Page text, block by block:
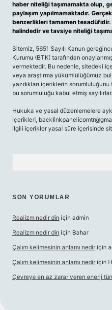
haber niteliği taşımamakta olup,
paylaşım yapılmamaktadır.
benzerlikleri tamamen
halindedir ve tavsiye niteliği
Sitemiz, 5651 Sayılı Kanun
Kurumu (BTK) tarafından
vermektedir. Bu nedenle, sitedeki
veya araştırma yükümlülüğümüz
yazdıkları içeriklerin
bu sorumluluğu kabul etmiş sayılırlar.
Hukuka ve yasal düzenlemelere
içerikleri,
ilgili içerikler yasal süre içerisinde
SON YORUMLAR
Realizm nedir din için admin
Realizm nedir din için Bahar
Çalım kelimesinin anlamı nedir için
Çalım kelimesinin anlamı nedir için
Çevreye en az zarar veren enerji